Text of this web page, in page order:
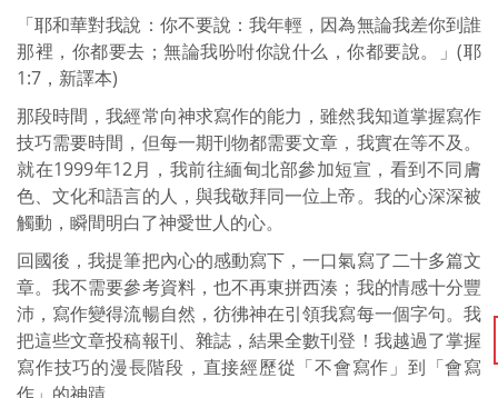
「耶和華對我說：你不要說：我年輕，因為無論我差你到誰
那裡，你都要去；無論我吩咐你說什么，你都要說。」(耶
1:7，新譯本)
那段時間，我經常向神求寫作的能力，雖然我知道掌握寫作
技巧需要時間，但每一期刊物都需要文章，我實在等不及。
就在1999年12月，我前往緬甸北部參加短宣，看到不同膚
色、文化和語言的人，與我敬拜同一位上帝。我的心深深被
觸動，瞬間明白了神愛世人的心。
回國後，我提筆把內心的感動寫下，一口氣寫了二十多篇文
章。我不需要參考資料，也不再東拼西湊；我的情感十分豐
沛，寫作變得流暢自然，彷彿神在引領我寫每一個字句。我
把這些文章投稿報刊、雜誌，結果全數刊登！我越過了掌握
寫作技巧的漫長階段，直接經歷從「不會寫作」到「會寫